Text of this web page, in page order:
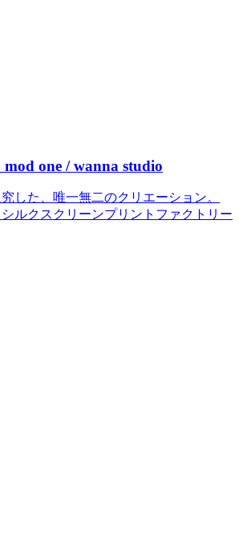
one / wanna studio
した、唯一無二のクリエーション。
ルクスクリーンプリントファクトリー